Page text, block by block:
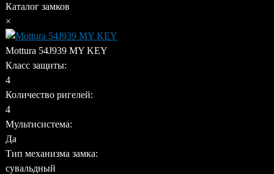
Каталог замков
×
Mottura 54J939 MY KEY
Класс защиты:
4
Количество ригелей:
4
Мультисистема:
Да
Тип механизма замка:
сувальдный